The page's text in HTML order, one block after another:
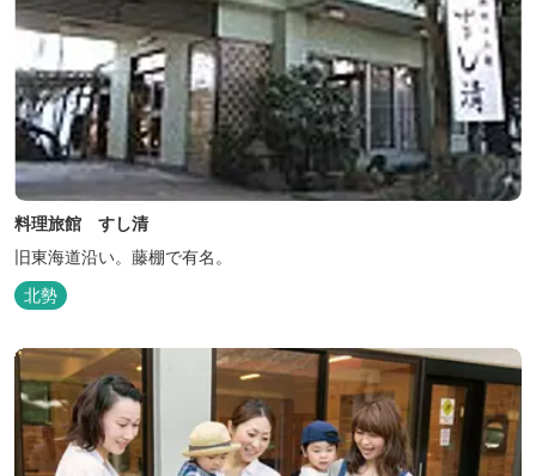
料理旅館 すし清
旧東海道沿い。藤棚で有名。
北勢